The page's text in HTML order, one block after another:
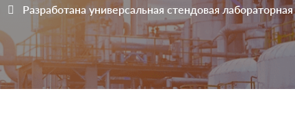
Разработана универсальная стендовая